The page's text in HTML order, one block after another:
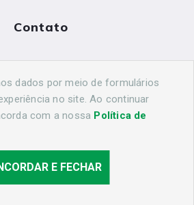
Contato
Todos os direitos reservados.
porAgência Nova Inteligência.
dados por meio de formulários
no site. Ao continuar
com a nossa Política de
E FECHAR